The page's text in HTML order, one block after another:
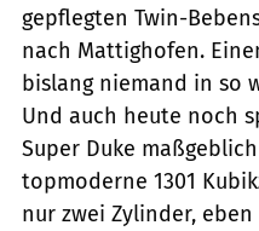
gepflegten Twin-
nach Mattighofen.
bislang niemand in so
Und auch heute noch
Super Duke
topmoderne 1301
nur zwei Zylinder,